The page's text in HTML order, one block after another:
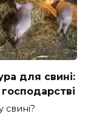
для свині:
свині?